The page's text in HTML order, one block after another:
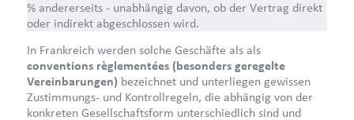
% andererseits - unabhängig davon, ob der Vertrag direkt
oder indirekt abgeschlossen wird.
In Frankreich werden solche Geschäfte als als
conventions règlementées (besonders geregelte
Vereinbarungen) bezeichnet und unterliegen gewissen
Zustimmungs- und Kontrollregeln, die abhängig von der
konkreten Gesellschaftsform unterschiedlich sind und